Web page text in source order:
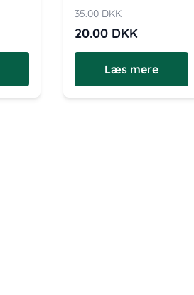
35.00DKK
20.00 DKK
Læs mere